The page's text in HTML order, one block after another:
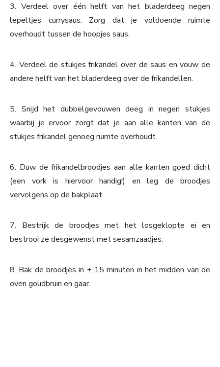
3. Verdeel over één helft van het bladerdeeg negen
lepeltjes currysaus. Zorg dat je voldoende ruimte
overhoudt tussen de hoopjes saus.
4. Verdeel de stukjes frikandel over de saus en vouw de
andere helft van het bladerdeeg over de frikandellen.
5. Snijd het dubbelgevouwen deeg in negen stukjes
waarbij je ervoor zorgt dat je aan alle kanten van de
stukjes frikandel genoeg ruimte overhoudt.
6. Duw de frikandelbroodjes aan alle kanten goed dicht
(een vork is hiervoor handig!) en leg de broodjes
vervolgens op de bakplaat.
7. Bestrijk de broodjes met het losgeklopte ei en
bestrooi ze desgewenst met sesamzaadjes.
8. Bak de broodjes in ± 15 minuten in het midden van de
oven goudbruin en gaar.